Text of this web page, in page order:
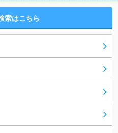
索はこちら